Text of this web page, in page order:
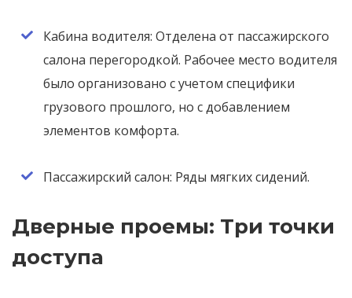
Кабина водителя: Отделена от пассажирского
салона перегородкой. Рабочее место водителя
было организовано с учетом специфики
грузового прошлого, но с добавлением
элементов комфорта.
Пассажирский салон: Ряды мягких сидений.
Дверные проемы: Три точки
доступа